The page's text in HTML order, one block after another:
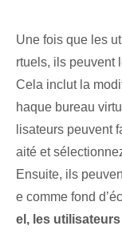
Une fois que les
rtuels, ils peuvent
‌Cela ‌inclut la
haque ‌bureau
lisateurs peuvent⁣
aité et
Ensuite, ils
e comme fond
el, les